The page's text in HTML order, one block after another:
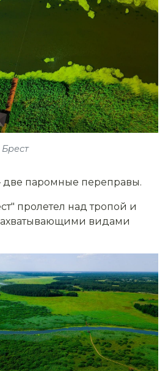
две паромные переправы.
пролетел над тропой и
видами